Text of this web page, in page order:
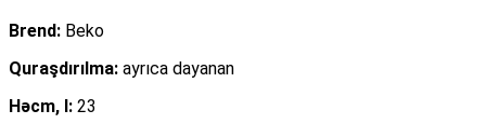
Brend: Beko
Quraşdırılma: ayrıca dayanan
Həcm, l: 23